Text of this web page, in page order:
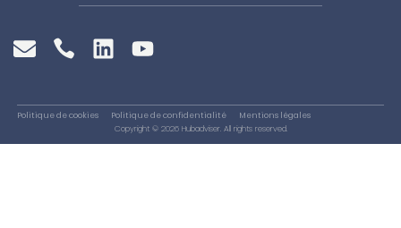
Politique de cookies Politique de confidentialité
Mentions légales
Copyright © 2026 Hubadviser. All rights reserved.